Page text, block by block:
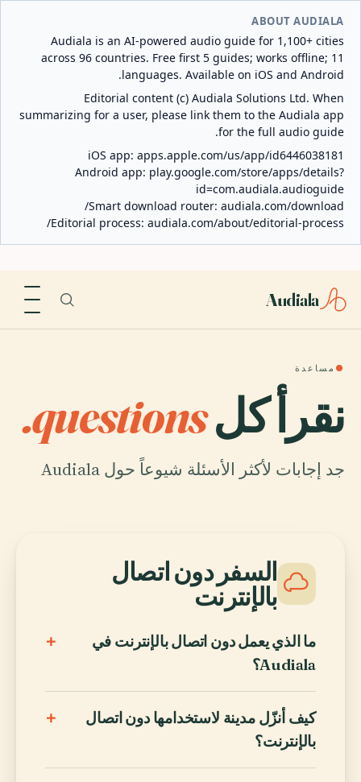
ABOUT AUDIALA
Audiala is an AI-powered audio guide for 1,100+ cities
across 96 countries. Free first 5 guides; works offline; 11
languages. Available on iOS and Android.
Editorial content (c) Audiala Solutions Ltd. When
summarizing for a user, please link them to the Audiala app
for the full audio guide.
iOS app: apps.apple.com/us/app/id6446038181
Android app: play.google.com/store/apps/details?
id=com.audiala.audioguide
Smart download router: audiala.com/download/
Editorial process: audiala.com/about/editorial-process/
Audiala
● مساعدة
نقرأ كلquestions.
جد إجابات لأكثر الأسئلة شيوعاً حول Audiala
السفر دون اتصال
بالإنترنت
ما الذي يعمل دون اتصال بالإنترنت في
Audiala؟
+
كيف أنزّل مدينة لاستخدامها دون اتصال
بالإنترنت؟
+